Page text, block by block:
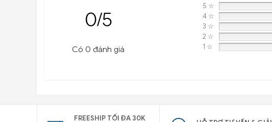
0/5
Có 0 đánh giá
5 ☆
4 ☆
3 ☆
2 ☆
1 ☆
FREESHIP TỐI ĐA 30K